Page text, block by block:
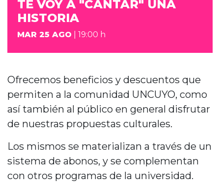
TE VOY A "CANTAR" UNA
HISTORIA
MAR 25 AGO | 19:00 h
Ofrecemos beneficios y descuentos que
permiten a la comunidad UNCUYO, como
así también al público en general disfrutar
de nuestras propuestas culturales.
Los mismos se materializan a través de un
sistema de abonos, y se complementan
con otros programas de la universidad.